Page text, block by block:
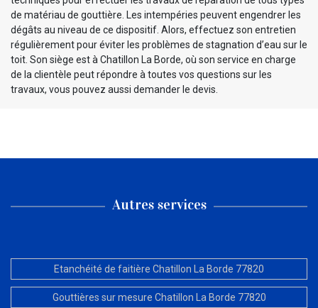
de matériau de gouttière. Les intempéries peuvent engendrer les
dégâts au niveau de ce dispositif. Alors, effectuez son entretien
régulièrement pour éviter les problèmes de stagnation d’eau sur le
toit. Son siège est à Chatillon La Borde, où son service en charge
de la clientèle peut répondre à toutes vos questions sur les
travaux, vous pouvez aussi demander le devis.
Autres services
Etanchéité de faitière Chatillon La Borde 77820
Gouttières sur mesure Chatillon La Borde 77820